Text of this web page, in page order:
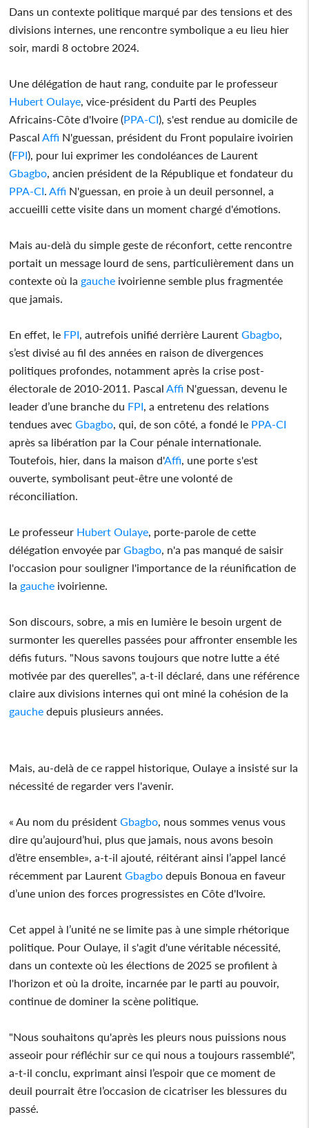
Dans un contexte politique marqué par des tensions et des
divisions internes, une rencontre symbolique a eu lieu hier
soir, mardi 8 octobre 2024.
Une délégation de haut rang, conduite par le professeur
Hubert Oulaye , vice-président du Parti des Peuples
Africains-Côte d'Ivoire (PPA-CI), s'est rendue au domicile de
Pascal Affi N'guessan, président du Front populaire ivoirien
(FPI), pour lui exprimer les condoléances de Laurent
Gbagbo , ancien président de la République et fondateur du
PPA-CI Affi N'guessan, en proie à un deuil personnel, a
accueilli cette visite dans un moment chargé d'émotions.
Mais au-delà du simple geste de réconfort, cette rencontre
portait un message lourd de sens, particulièrement dans un
contexte où la gauche ivoirienne semble plus fragmentée
que jamais.
En effet, le FPI , autrefois unifié derrière LaurentGbagbo
s’est divisé au fil des années en raison de divergences
politiques profondes, notamment après la crise post-
électorale de 2010-2011. Pascal Affi N'guessan, devenu le
leader d’une branche du FPI , a entretenu des relations
tendues avecGbagbo , qui, de son côté, a fondé le PPA-CI
après sa libération par la Cour pénale internationale.
Toutefois, hier, dans la maison d'Affi , une porte s'est
ouverte, symbolisant peut-être une volonté de
réconciliation.
Le professeur Hubert Oulaye , porte-parole de cette
délégation envoyée parGbagbo , n'a pas manqué de saisir
l'occasion pour souligner l'importance de la réunification de
la gauche ivoirienne.
Son discours, sobre, a mis en lumière le besoin urgent de
surmonter les querelles passées pour affronter ensemble les
défis futurs. "Nous savons toujours que notre lutte a été
motivée par des querelles", a-t-il déclaré, dans une référence
claire aux divisions internes qui ont miné la cohésion de la
gauche depuis plusieurs années.
Mais, au-delà de ce rappel historique, Oulaye a insisté sur la
nécessité de regarder vers l'avenir.
« Au nom du présidentGbagbo , nous sommes venus vous
dire qu’aujourd’hui, plus que jamais, nous avons besoin
d’être ensemble», a-t-il ajouté, réitérant ainsi l’appel lancé
récemment par LaurentGbagbo depuis Bonoua en faveur
d’une union des forces progressistes en Côte d'Ivoire.
Cet appel à l’unité ne se limite pas à une simple rhétorique
politique. Pour Oulaye, il s'agit d'une véritable nécessité,
dans un contexte où les élections de 2025 se profilent à
l'horizon et où la droite, incarnée par le parti au pouvoir,
continue de dominer la scène politique.
"Nous souhaitons qu'après les pleurs nous puissions nous
asseoir pour réfléchir sur ce qui nous a toujours rassemblé",
a-t-il conclu, exprimant ainsi l’espoir que ce moment de
deuil pourrait être l’occasion de cicatriser les blessures du
passé.